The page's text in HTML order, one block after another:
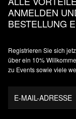
ANMELDEN
BESTELLUNG
Registrieren Sie sich
über ein 10%
zu Events sowie viele
E-MAIL-ADRESSE